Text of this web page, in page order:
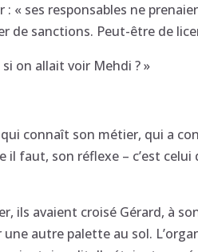
« ses responsables ne
de sanctions. Peut-être de
on allait voir Mehdi ? »
connaît son métier, qui a
faut, son réflexe – c’est
ils avaient croisé Gérard, à
autre palette au sol.